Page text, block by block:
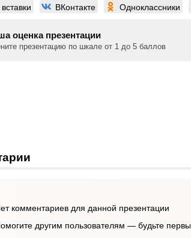
ВКонтакте Одноклассники
оценка презентации
презентацию по шкале от 1 до 5 баллов
комментариев для данной презентации
другим пользователям — будьте